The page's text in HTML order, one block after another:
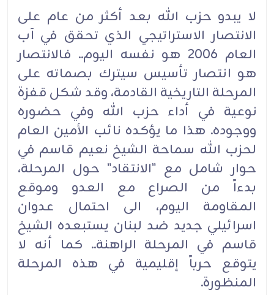
لا يبدو حزب الله بعد أكثر من عام على
الانتصار الاستراتيجي الذي تحقق في آب
العام 2006 هو نفسه اليوم.. فالانتصار
هو انتصار تأسيس سيترك بصماته على
المرحلة التاريخية القادمة، وقد شكل قفزة
نوعية في أداء حزب الله وفي حضوره
ووجوده. هذا ما يؤكده نائب الأمين العام
لحزب الله سماحة الشيخ نعيم قاسم في
حوار شامل مع "الانتقاد" حول المرحلة،
بدءاً من الصراع مع العدو وموقع
المقاومة اليوم، الى احتمال عدوان
اسرائيلي جديد ضد لبنان يستبعده الشيخ
قاسم في المرحلة الراهنة.. كما أنه لا
يتوقع حرباً إقليمية في هذه المرحلة
المنظورة.